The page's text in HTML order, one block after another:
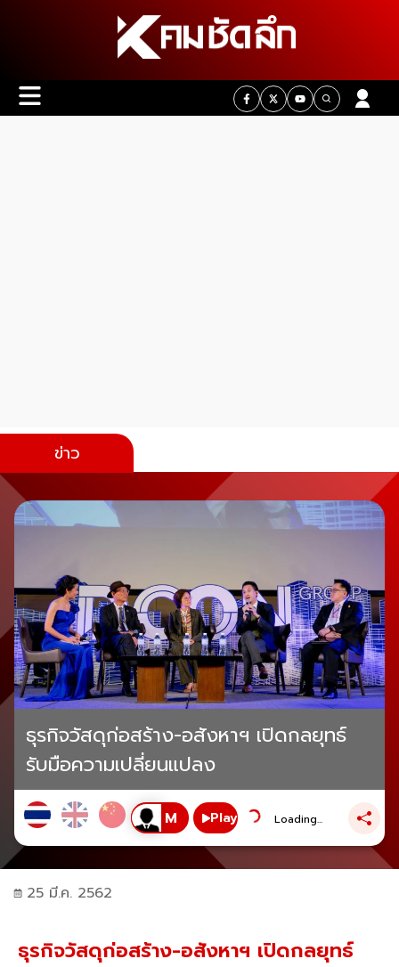
ข่าว
ธุรกิจวัสดุก่อสร้าง-อสังหาฯ เปิดกลยุทธ์
รับมือความเปลี่ยนแปลง
Play Loading...
25 มี.ค. 2562
ธุรกิจวัสดุก่อสร้าง-อสังหาฯ เปิดกลยุทธ์